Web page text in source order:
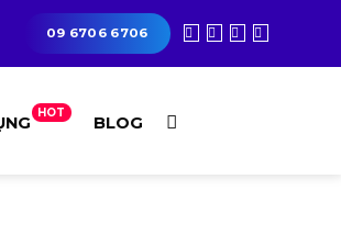
09 6706 6706
HOT
BLOG